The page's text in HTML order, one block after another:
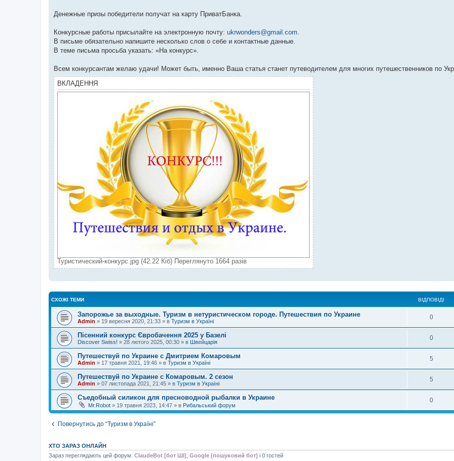
Денежные призы победители получат на карту ПриватБанка.
Конкурсные работы присылайте на электронную почту: ukrwonders@gmail.com
В письме обязательно напишите несколько слов о себе и контактные данные.
В теме письма просьба указать: «На конкурс».
Всем конкурсантам желаю удачи! Может быть, именно Ваша статья станет путеводителем для многих путешественников по
ВКЛАДЕННЯ
Туристический-конкурс.jpg (42.22 Кіб) Переглянуто 1664 разів
СХОЖІ ТЕМИ ВІДПОВІДІ
Запорожье за выходные. Туризм в нетуристическом городе. Путешествия по Украине
Admin » 19 вересня 2020, 21:33 » в Туризм в Україні
0
Пісенний конкурс Євробачення 2025 у Базелі
Discover Swiss! » 28 лютого 2025, 00:30 » в Швейцарія
0
Путешествуй по Украине с Дмитрием Комаровым
Admin » 17 травня 2021, 19:46 » в Туризм в Україні
5
Путешествуй по Украине с Комаровым. 2 сезон
Admin » 07 листопада 2021, 21:45 » в Туризм в Україні
5
Съедобный силикон для пресноводной рыбалки в Украине
Mr.Robot » 19 травня 2023, 14:47 » в Рибальський форум
0
Повернутись до “Туризм в Україні”
ХТО ЗАРАЗ ОНЛАЙН
Зараз переглядають цей форум: ClaudeBot [бот ШІ] Google [пошуковий бот] і 0 гостей